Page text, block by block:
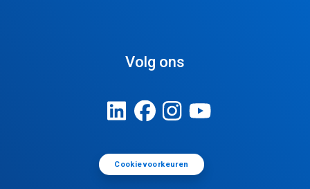
Volg ons
Cookievoorkeuren